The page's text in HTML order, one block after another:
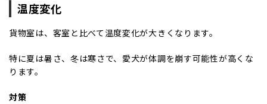
温度変化
貨物室は、客室と比べて温度変化が大きくなります。
特に夏は暑さ、冬は寒さで、愛犬が体調を崩す可能性が高くな
ります。
対策